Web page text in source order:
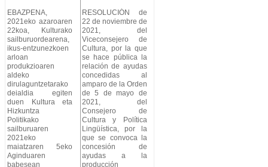
EBAZPENA,
2021eko azaroaren
22koa, Kulturako
sailburuordearena,
ikus-entzunezkoen
arloan
produkzioaren
aldeko
dirulaguntzetarako
deialdia egiten
duen Kultura eta
Hizkuntza
Politikako
sailburuaren
2021eko
maiatzaren 5eko
Aginduaren
babesean
RESOLUCIÓN de
22 de noviembre de
2021, del
Viceconsejero de
Cultura, por la que
se hace pública la
relación de ayudas
concedidas al
amparo de la Orden
de 5 de mayo de
2021, del
Consejero de
Cultura y Política
Lingüística, por la
que se convoca la
concesión de
ayudas a la
producción